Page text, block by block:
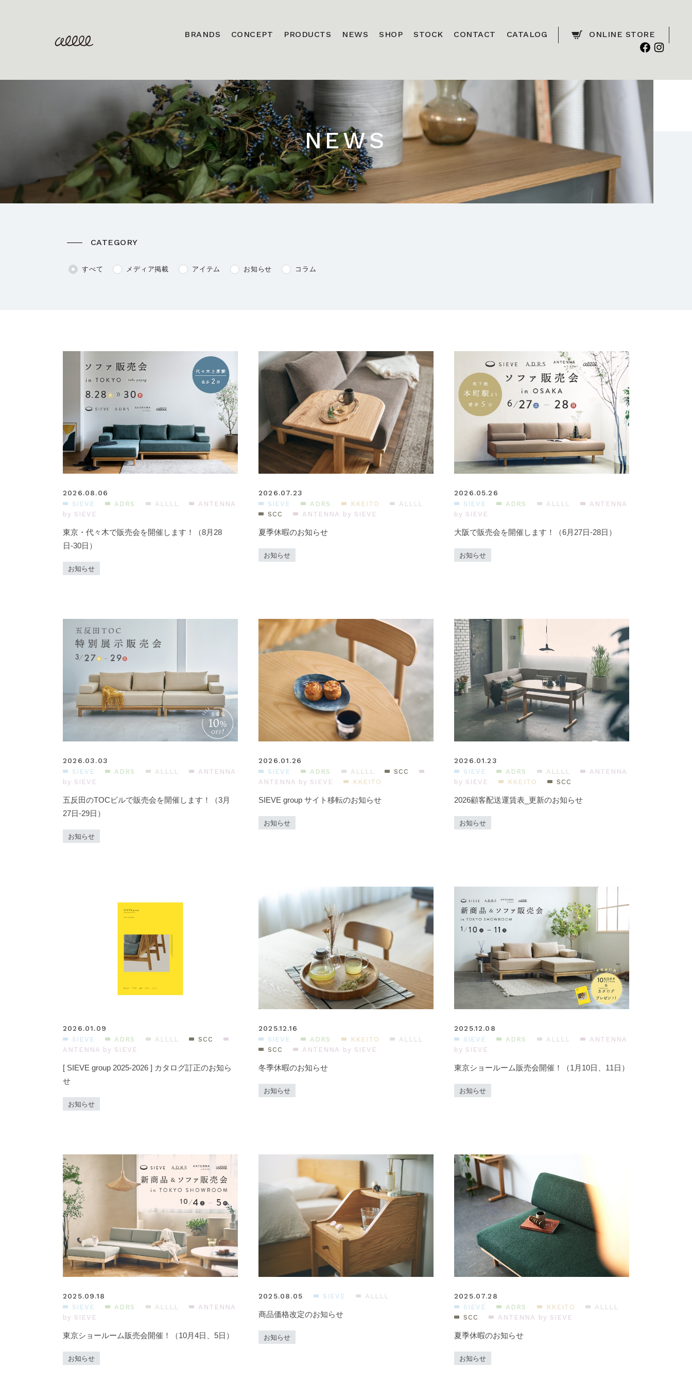
BRANDS CONCEPT PRODUCTS NEWS SHOP STOCK CONTACT CATALOG ONLINE STORE
NEWS
CATEGORY
すべて メディア掲載 アイテム お知らせ コラム
2026.08.06
SIEVE ADRS ALLLL
ANTENNA
by SIEVE
東京・代々木で販売会を開催します！（8月28
日-30日）
お知らせ
2026.07.23
SIEVE ADRS KKEITO
ALLLL
SCC
ANTENNA by SIEVE
夏季休暇のお知らせ
お知らせ
2026.05.26
SIEVE ADRS ALLLL
ANTENNA
by SIEVE
大阪で販売会を開催します！（6月27日-28日）
お知らせ
2026.03.03
SIEVE ADRS ALLLL
ANTENNA
by SIEVE
五反田のTOCビルで販売会を開催します！（3月
27日-29日）
お知らせ
2026.01.26
SIEVE ADRS ALLLL
SCC
ANTENNA by SIEVE
KKEITO
SIEVE group サイト移転のお知らせ
お知らせ
2026.01.23
SIEVE ADRS ALLLL
ANTENNA
by SIEVE
KKEITO SCC
2026顧客配送運賃表_更新のお知らせ
お知らせ
2026.01.09
SIEVE ADRS ALLLL
SCC
ANTENNA by SIEVE
[ SIEVE group 2025-2026 ] カタログ訂正のお知ら
せ
お知らせ
2025.12.16
SIEVE ADRS KKEITO
ALLLL
SCC
ANTENNA by SIEVE
冬季休暇のお知らせ
お知らせ
2025.12.08
SIEVE ADRS ALLLL
ANTENNA
by SIEVE
東京ショールーム販売会開催！（1月10日、11日）
お知らせ
2025.09.18
SIEVE ADRS ALLLL
ANTENNA
by SIEVE
東京ショールーム販売会開催！（10月4日、5日）
お知らせ
2025.08.05 SIEVE ALLLL
商品価格改定のお知らせ
お知らせ
2025.07.28
SIEVE ADRS KKEITO
ALLLL
SCC
ANTENNA by SIEVE
夏季休暇のお知らせ
お知らせ